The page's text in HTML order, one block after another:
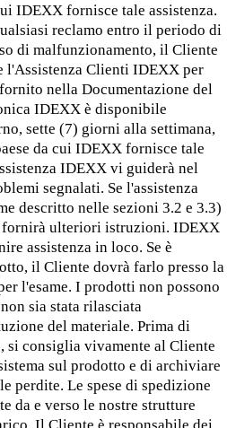
IDEXX fornisce tale assistenza.
reclamo entro il periodo di
di malfunzionamento, il Cliente
l'Assistenza Clienti IDEXX per
nella Documentazione del
IDEXX è disponibile
sette (7) giorni alla settimana,
da cui IDEXX fornisce tale
IDEXX vi guiderà nel
segnalati. Se l'assistenza
descritto nelle sezioni 3.2 e 3.3)
fornirà ulteriori istruzioni. IDEXX
assistenza in loco. Se è
il Cliente dovrà farlo presso la
l'esame. I prodotti non possono
sia stata rilasciata
del materiale. Prima di
si consiglia vivamente al Cliente
sul prodotto e di archiviare
perdite. Le spese di spedizione
da e verso le nostre strutture